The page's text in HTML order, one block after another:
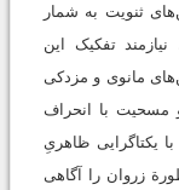
ثنویت به شمار
تفکیک این
مانوی و مزدکی
مسحیت با انحراف
یکتاگرایی ظاهریِ
زروان را آگاهی